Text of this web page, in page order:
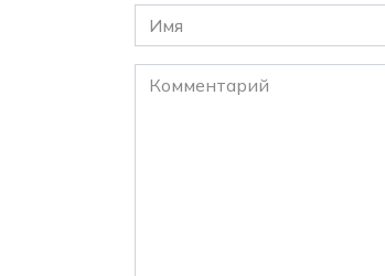
Имя
*
Комментарий